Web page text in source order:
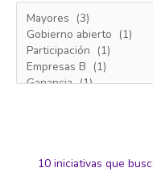
10 iniciativas que